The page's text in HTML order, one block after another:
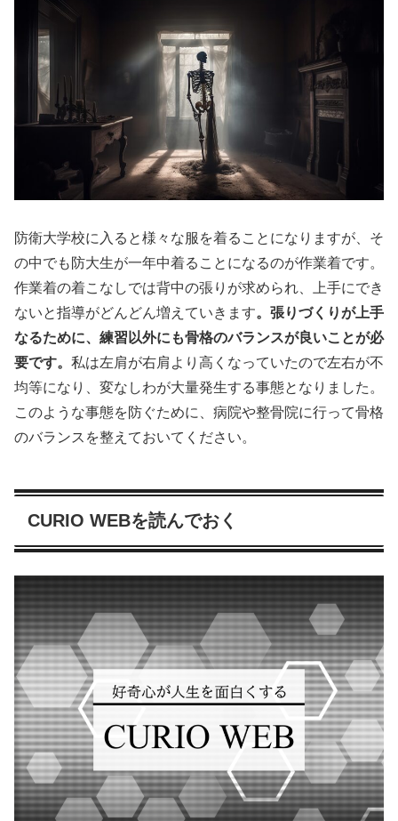
防衛大学校に入ると様々な服を着ることになりますが、そ
の中でも防大生が一年中着ることになるのが作業着です。
作業着の着こなしでは背中の張りが求められ、上手にでき
ないと指導がどんどん増えていきます。張りづくりが上手
なるために、練習以外にも骨格のバランスが良いことが必
要です。 私は左肩が右肩より高くなっていたので左右が不
均等になり、変なしわが大量発生する事態となりました。
このような事態を防ぐために、病院や整骨院に行って骨格
のバランスを整えておいてください。
CURIO WEBを読んでおく